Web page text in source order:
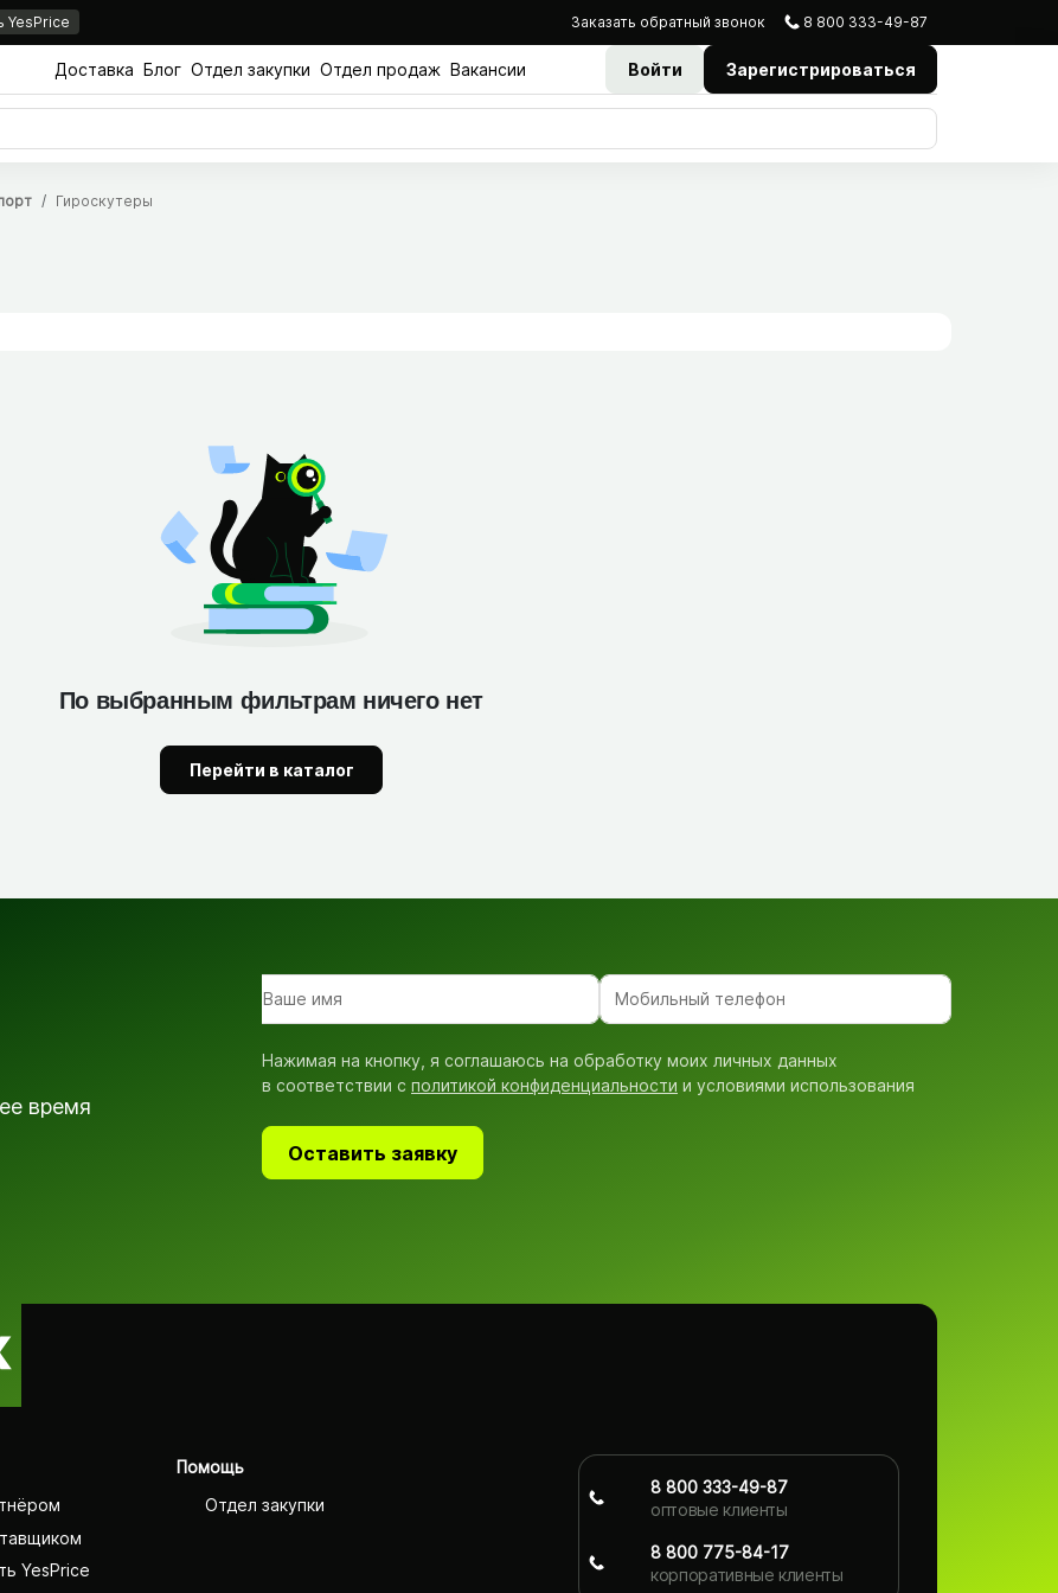
YesPrice Заказать обратный звонок 8 800 333-49-87
Доставка Блог Отдел закупки Отдел продаж Вакансии Войти Зарегистрироваться
Гироскутеры
По выбранным фильтрам ничего нет
Перейти в каталог
время
Нажимая на кнопку, я соглашаюсь на обработку моих личных данных
в соответствии с политикой конфиденциальности и условиями использования
Оставить заявку
YesPrice
Помощь
Отдел закупки
8 800 333-49-87
оптовые клиенты
8 800 775-84-17
корпоративные клиенты